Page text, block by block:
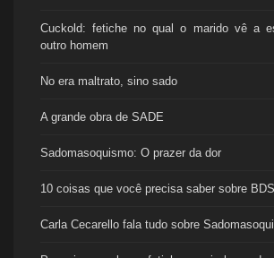
Cuckold: fetiche no qual o marido vê a
outro homem
No era maltrato, sino sado
A grande obra de SADE
Sadomasoquismo: O prazer da dor
10 coisas que você precisa saber sobre
Carla Cecarello fala tudo sobre